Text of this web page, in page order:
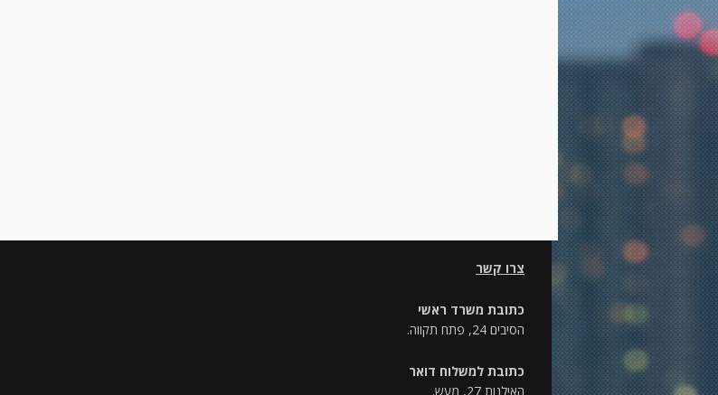
צרו קשר
כתובת משרד ראשי
הסיבים 24, פתח תקווה.
כתובת למשלוח דואר
האילנות 27, מעש.